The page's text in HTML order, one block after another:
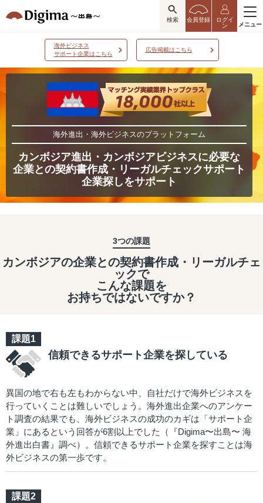
検索 会員登録
ログイ
ン
メニュー
海外ビジネス
サポート企業はこちら
広告掲載はこちら
海外進出・海外ビジネスのプラットフォーム
カンボジア進出・カンボジアビジネスに必要な
企業との契約書作成・リーガルチェックサポート
企業探しをサポート
3つの課題
カンボジアの企業との契約書作成・リーガルチェ
ックで
こんな課題を
お持ちではないですか？
信頼できるサポート企業を探している
異国の地で右も左もわからない中、自社だけで海外ビジネスを
行っていくことは難しいでしょう。海外進出企業へのアンケー
ト調査の結果でも、海外ビジネスの成功のカギは「サポート企
業」にあるという回答が6割以上でした（『Digima〜出島〜 海
外進出白書』調べ）。信頼できるサポート企業を探すことは海
外ビジネスの第一歩です。